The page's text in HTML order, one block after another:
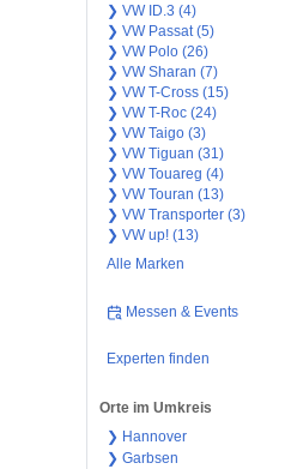
❯ VW ID.3 (4)
❯ VW Passat (5)
❯ VW Polo (26)
❯ VW Sharan (7)
❯ VW T-Cross (15)
❯ VW T-Roc (24)
❯ VW Taigo (3)
❯ VW Tiguan (31)
❯ VW Touareg (4)
❯ VW Touran (13)
❯ VW Transporter (3)
❯ VW up! (13)
Alle Marken
Messen & Events
Experten finden
Orte im Umkreis
❯ Hannover
❯ Garbsen